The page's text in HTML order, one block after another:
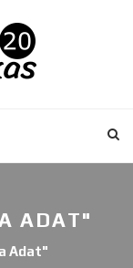
ADAT"
Adat"